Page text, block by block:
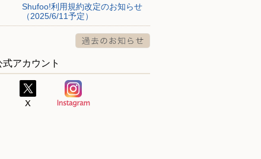
Shufoo!利用規約改定のお知らせ
（2025/6/11予定）
アカウント